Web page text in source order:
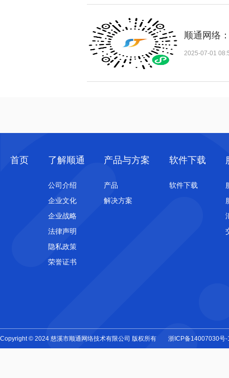
顺通网络
2025-07-01
首页 了解顺通
公司介绍
企业文化
企业战略
法律声明
隐私政策
荣誉证书
产品与方案
产品
解决方案
软件下载
软件下载
Copyright © 2024 慈溪市顺通网络技术有限公司 版权所有 浙ICP备14007030号-